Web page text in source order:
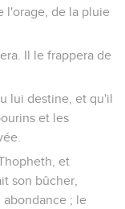
l'orage, de la pluie
Il le frappera de
lui destine, et qu'il
et les
et
son bûcher,
abondance ; le